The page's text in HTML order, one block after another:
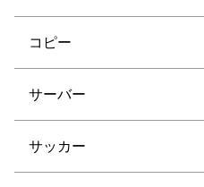
コピー
サーバー
サッカー